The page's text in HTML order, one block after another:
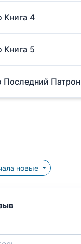
Книга 4
Книга 5
Последний Патрон
Сначала новые